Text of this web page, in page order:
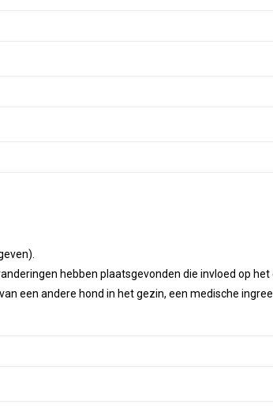
hebben plaatsgevonden die invloed op
een andere hond in het gezin, een medische